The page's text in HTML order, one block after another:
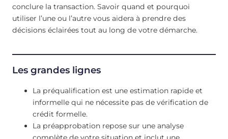
conclure la transaction. Savoir quand et pourquoi
utiliser l’une ou l’autre vous aidera à prendre des
décisions éclairées tout au long de votre démarche.
Les grandes lignes
La préqualification est une estimation rapide et
informelle qui ne nécessite pas de vérification de
crédit formelle.
La préapprobation repose sur une analyse